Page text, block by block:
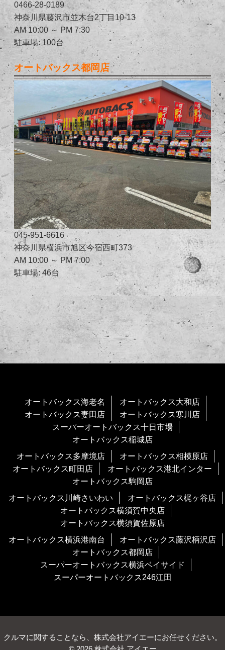
0466-28-0189
神奈川県藤沢市並木台2丁目10-13
AM 10:00 ～ PM 7:30
駐車場: 100台
オートバックス都岡店
045-951-6616
神奈川県横浜市旭区今宿西町373
AM 10:00 ～ PM 7:00
駐車場: 46台
オートバックス海老名
オートバックス大和店
オートバックス妻田店
オートバックス寒川店
スーパーオートバックス十日市場
オートバックス稲城店
オートバックス多摩境店
オートバックス相模原店
オートバックス町田店
オートバックス港北インター
オートバックス駒岡店
オートバックス川崎さいわい
オートバックス梶ヶ谷店
オートバックス横須賀中央店
オートバックス横須賀佐原店
オートバックス横浜港南台
オートバックス藤沢柄沢店
オートバックス都岡店
スーパーオートバックス横浜ベイサイド
スーパーオートバックス246江田
クルマに関することなら、株式会社アイエーにお任せください。